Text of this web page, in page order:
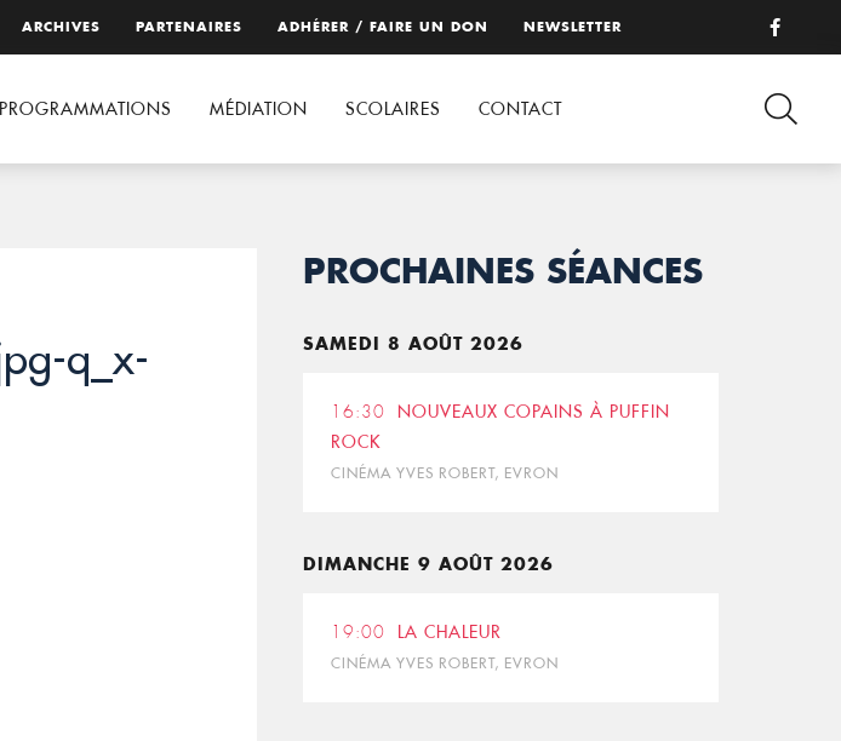
ARCHIVES PARTENAIRES ADHÉRER / FAIRE UN DON NEWSLETTER
PROGRAMMATIONS MÉDIATION SCOLAIRES CONTACT
q_x-
PROCHAINES SÉANCES
SAMEDI 8 AOÛT 2026
16:30
NOUVEAUX COPAINS À PUFFIN
ROCK
CINÉMA YVES ROBERT, EVRON
DIMANCHE 9 AOÛT 2026
19:00 LA CHALEUR
CINÉMA YVES ROBERT, EVRON